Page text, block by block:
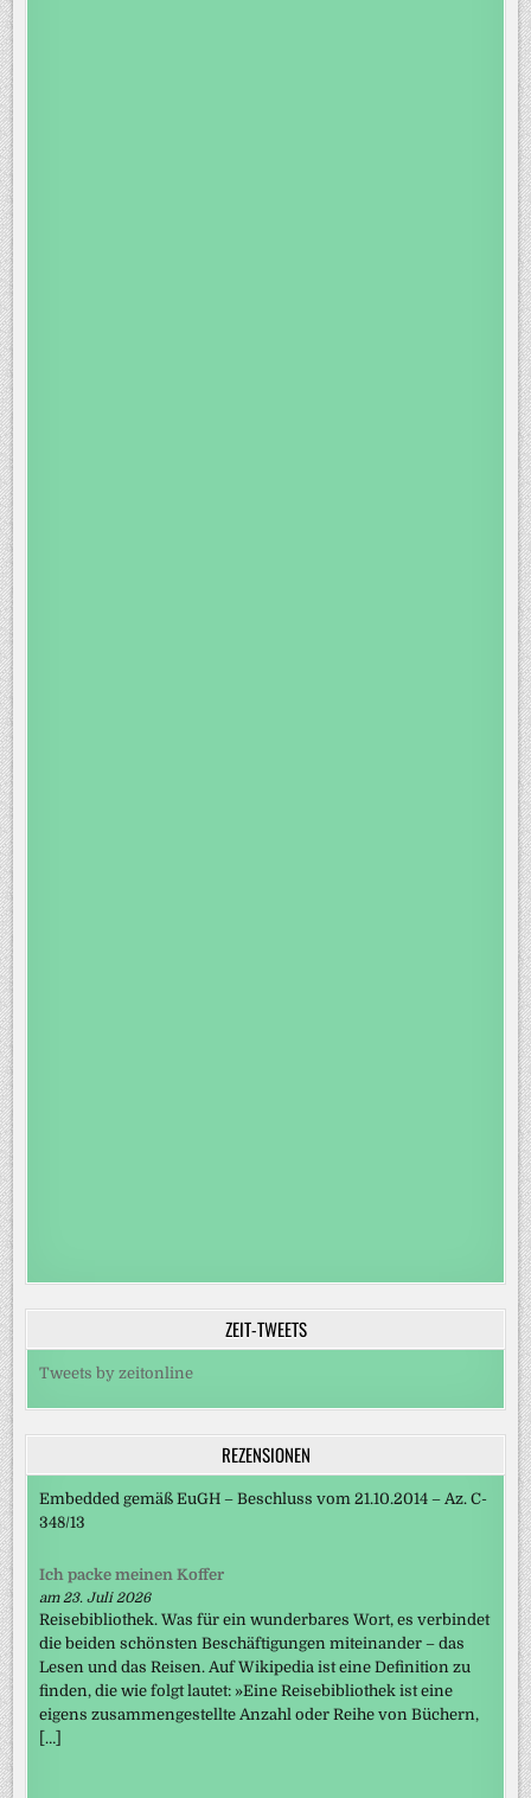
ZEIT-TWEETS
Tweets by zeitonline
REZENSIONEN
Embedded gemäß EuGH – Beschluss vom 21.10.2014 – Az. C-
348/13
Ich packe meinen Koffer
am 23. Juli 2026
Reisebibliothek. Was für ein wunderbares Wort, es verbindet
die beiden schönsten Beschäftigungen miteinander – das
Lesen und das Reisen. Auf Wikipedia ist eine Definition zu
finden, die wie folgt lautet: »Eine Reisebibliothek ist eine
eigens zusammengestellte Anzahl oder Reihe von Büchern,
[…]